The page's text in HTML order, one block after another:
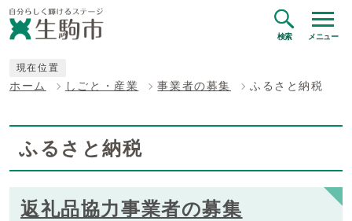
検索 メニュー
現在位置
ホーム しごと・産業 事業者の募集 ふるさと納税
ふるさと納税
返礼品協力事業者の募集